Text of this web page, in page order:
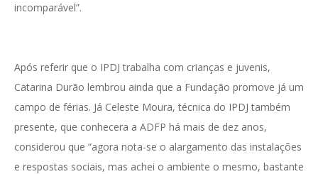
incomparável”.
Após referir que o IPDJ trabalha com crianças e juvenis,
Catarina Durão lembrou ainda que a Fundação promove já um
campo de férias. Já Celeste Moura, técnica do IPDJ também
presente, que conhecera a ADFP há mais de dez anos,
considerou que “agora nota-se o alargamento das instalações
e respostas sociais, mas achei o ambiente o mesmo, bastante